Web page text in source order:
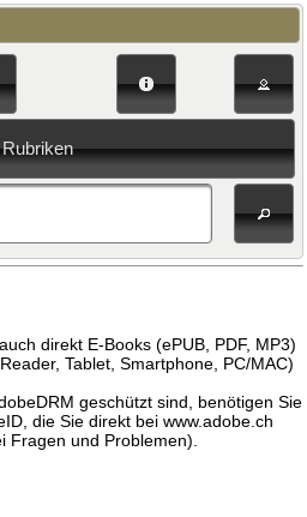
Rubriken
direkt E-Books (ePUB, PDF, MP3)
Tablet, Smartphone, PC/MAC)
geschützt sind, benötigen Sie
die Sie direkt bei www.adobe.ch
Fragen und Problemen).